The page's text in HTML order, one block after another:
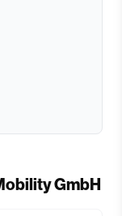
Tab)
GmbH